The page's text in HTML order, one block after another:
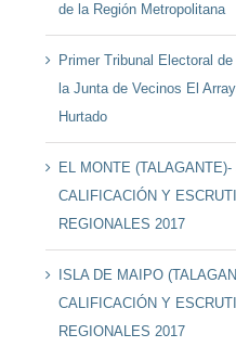
de la Región Metropolitana
Primer Tribunal Electoral
la Junta de Vecinos El
Hurtado
EL MONTE
CALIFICACIÓN Y
REGIONALES 2017
ISLA DE MAIPO
CALIFICACIÓN Y
REGIONALES 2017